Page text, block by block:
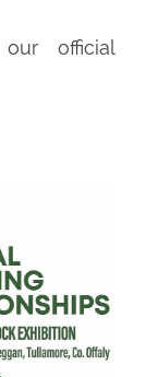
official